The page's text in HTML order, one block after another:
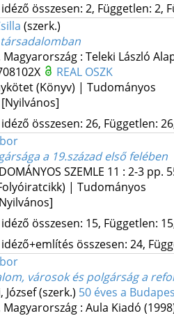
összesen: 2, Független: 2,
(szerk.)
: Teleki László
REAL OSZK
(Könyv) | Tudományos
[Nyilvános]
összesen: 26, Független:
a 19.század első felében
SZEMLE 11 : 2-3 pp.
| Tudományos
összesen: 15, Független:
összesen: 24,
városok és polgárság a
József (szerk.) 50 éves a
: Aula Kiadó